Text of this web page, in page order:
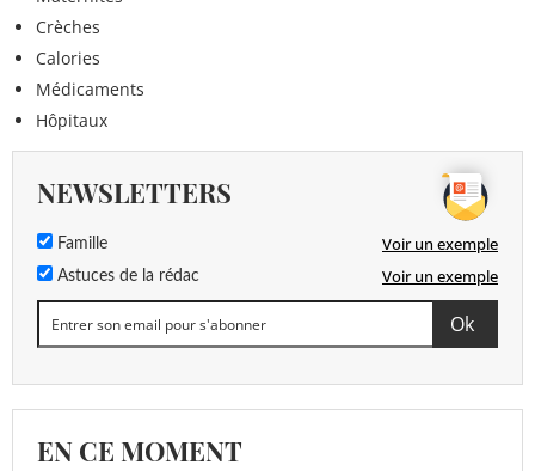
Crèches
Calories
Médicaments
Hôpitaux
NEWSLETTERS
Famille Voir un exemple
Astuces de la rédac Voir un exemple
EN CE MOMENT